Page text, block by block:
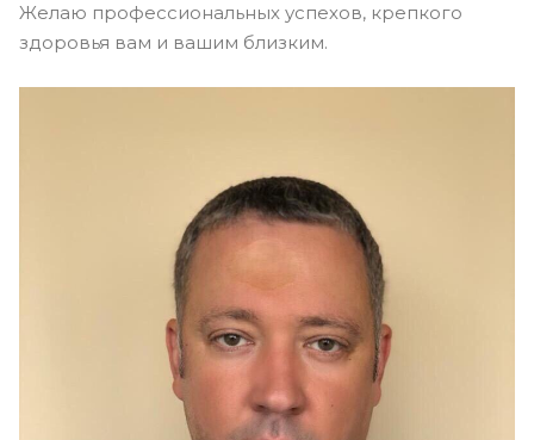
Желаю профессиональных успехов, крепкого
здоровья вам и вашим близким.